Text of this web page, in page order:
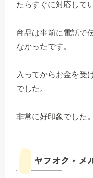
たらすぐに対応して
商品は事前に電話で
なかったです。
入ってからお金を受
でした。
非常に好印象でした
ヤフオク・メ